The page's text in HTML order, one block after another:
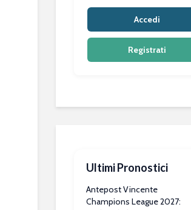
Accedi
Registrati
Ultimi Pronostici
Antepost Vincente
Champions League 2027: